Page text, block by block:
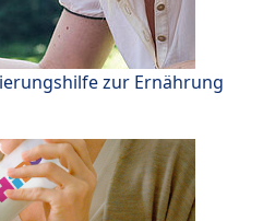
zur Ernährung